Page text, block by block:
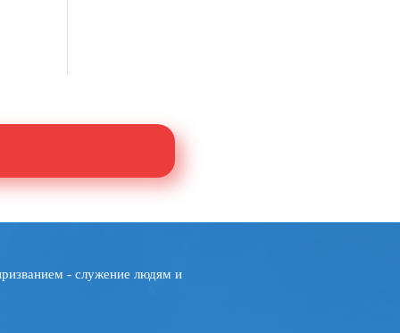
- служение людям и